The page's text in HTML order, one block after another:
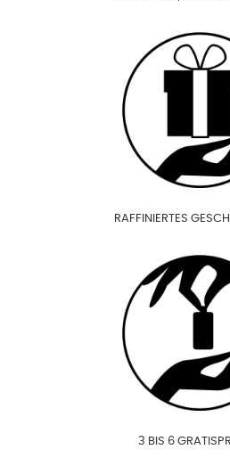
RAFFINIERTES
3 BIS 6